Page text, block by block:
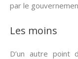
par le
Les moins
D’un autre point